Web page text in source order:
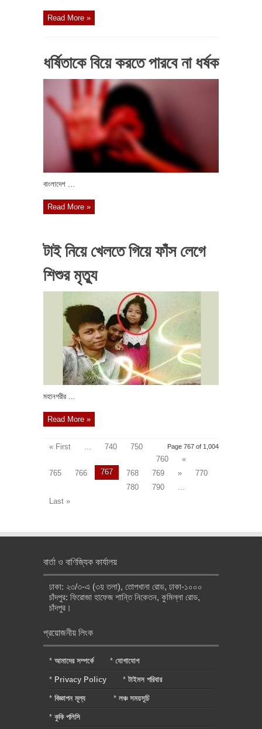
Read More »
ধর্ষিতাকে বিয়ে করতে পারবে না ধর্ষক
বাংলাদেশ ...
Read More »
টাই নিয়ে খেলতে গিয়ে ফাঁস লেগে
শিশুর মৃত্যু
মহানগরীর ...
Read More »
Page 767 of 1,004
« First 740
750
760
«
765
766 767 768 769 »
770
780
790
Last »
বার্তা ও বাণিজ্যিক কার্যালয়
ঢাকা: ২৩/৩-এ (৩য় তলা), তোপখানা রোড, ঢাকা-১০০০
চাঁদপুর: ফিরোজা হাফেজ শান্তি নিকেতন, কুমিল্লা রোড,
চাঁদপুর।
প্রয়োজনীয় লিংক
* আমাদের সম্পর্কে * যোগাযোগ
* Privacy Policy *টাইমস পরিবার
* বিজ্ঞাপন মূল্য * লঞ্চ সময়সূচি
* কুকি পলিসি